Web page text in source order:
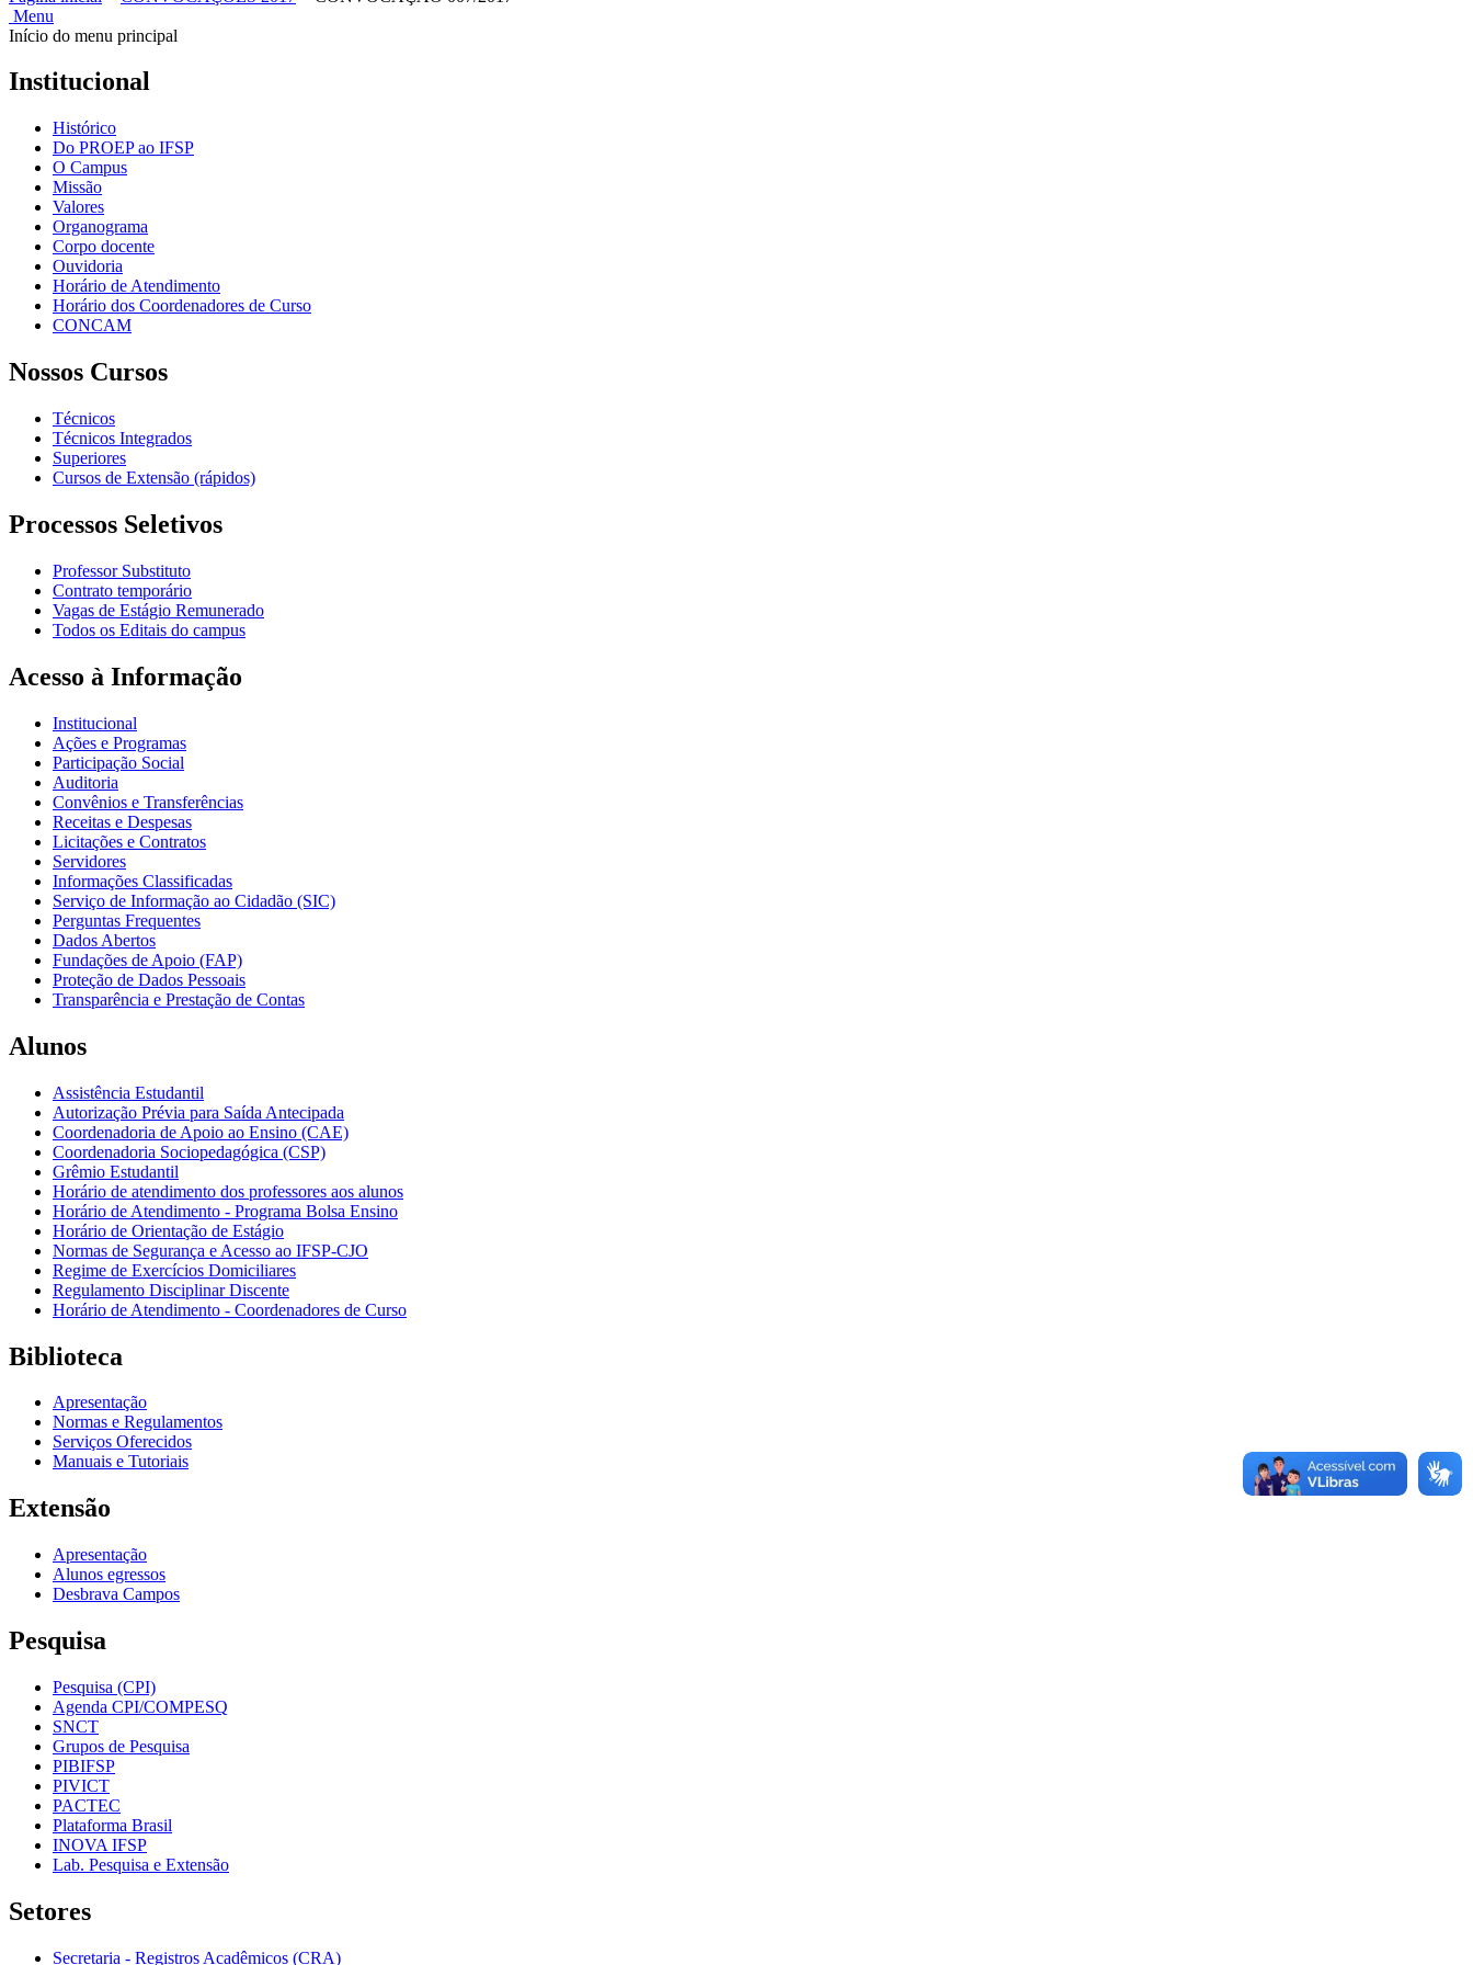
Menu
Início do menu principal
Institucional
Histórico
Do PROEP ao IFSP
O Campus
Missão
Valores
Organograma
Corpo docente
Ouvidoria
Horário de Atendimento
Horário dos Coordenadores de Curso
CONCAM
Nossos Cursos
Técnicos
Técnicos Integrados
Superiores
Cursos de Extensão (rápidos)
Processos Seletivos
Professor Substituto
Contrato temporário
Vagas de Estágio Remunerado
Todos os Editais do campus
Acesso à Informação
Institucional
Ações e Programas
Participação Social
Auditoria
Convênios e Transferências
Receitas e Despesas
Licitações e Contratos
Servidores
Informações Classificadas
Serviço de Informação ao Cidadão (SIC)
Perguntas Frequentes
Dados Abertos
Fundações de Apoio (FAP)
Proteção de Dados Pessoais
Transparência e Prestação de Contas
Alunos
Assistência Estudantil
Autorização Prévia para Saída Antecipada
Coordenadoria de Apoio ao Ensino (CAE)
Coordenadoria Sociopedagógica (CSP)
Grêmio Estudantil
Horário de atendimento dos professores aos alunos
Horário de Atendimento - Programa Bolsa Ensino
Horário de Orientação de Estágio
Normas de Segurança e Acesso ao IFSP-CJO
Regime de Exercícios Domiciliares
Regulamento Disciplinar Discente
Horário de Atendimento - Coordenadores de Curso
Biblioteca
Apresentação
Normas e Regulamentos
Serviços Oferecidos
Manuais e Tutoriais
Extensão
Apresentação
Alunos egressos
Desbrava Campos
Pesquisa
Pesquisa (CPI)
Agenda CPI/COMPESQ
SNCT
Grupos de Pesquisa
PIBIFSP
PIVICT
PACTEC
Plataforma Brasil
INOVA IFSP
Lab. Pesquisa e Extensão
Setores
Secretaria - Registros Acadêmicos (CRA)